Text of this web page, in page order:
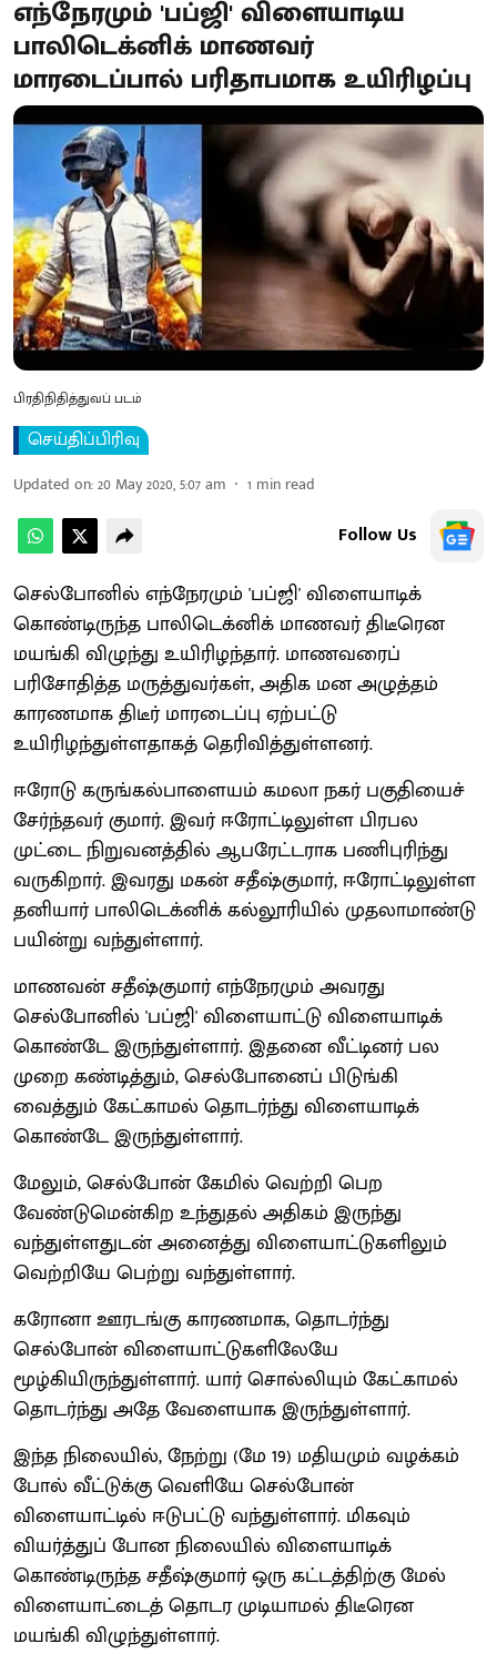
எந்நேரமும் 'பப்ஜி' விளையாடிய
பாலிடெக்னிக் மாணவர்
மாரடைப்பால் பரிதாபமாக உயிரிழப்பு
பிரதிநிதித்துவப் படம்
செய்திப்பிரிவு
Updated on:20 May 2020, 5:07 am 1 min read
Follow Us
செல்போனில் எந்நேரமும் 'பப்ஜி' விளையாடிக்
கொண்டிருந்த பாலிடெக்னிக் மாணவர் திடீரென
மயங்கி விழுந்து உயிரிழந்தார். மாணவரைப்
பரிசோதித்த மருத்துவர்கள், அதிக மன அழுத்தம்
காரணமாக திடீர் மாரடைப்பு ஏற்பட்டு
உயிரிழந்துள்ளதாகத் தெரிவித்துள்ளனர்.
ஈரோடு கருங்கல்பாளையம் கமலா நகர் பகுதியைச்
சேர்ந்தவர் குமார். இவர் ஈரோட்டிலுள்ள பிரபல
முட்டை நிறுவனத்தில் ஆபரேட்டராக பணிபுரிந்து
வருகிறார். இவரது மகன் சதீஷ்குமார், ஈரோட்டிலுள்ள
தனியார் பாலிடெக்னிக் கல்லூரியில் முதலாமாண்டு
பயின்று வந்துள்ளார்.
மாணவன் சதீஷ்குமார் எந்நேரமும் அவரது
செல்போனில் 'பப்ஜி' விளையாட்டு விளையாடிக்
கொண்டே இருந்துள்ளார். இதனை வீட்டினர் பல
முறை கண்டித்தும், செல்போனைப் பிடுங்கி
வைத்தும் கேட்காமல் தொடர்ந்து விளையாடிக்
கொண்டே இருந்துள்ளார்.
மேலும், செல்போன் கேமில் வெற்றி பெற
வேண்டுமென்கிற உந்துதல் அதிகம் இருந்து
வந்துள்ளதுடன் அனைத்து விளையாட்டுகளிலும்
வெற்றியே பெற்று வந்துள்ளார்.
கரோனா ஊரடங்கு காரணமாக, தொடர்ந்து
செல்போன் விளையாட்டுகளிலேயே
மூழ்கியிருந்துள்ளார். யார் சொல்லியும் கேட்காமல்
தொடர்ந்து அதே வேளையாக இருந்துள்ளார்.
இந்த நிலையில், நேற்று (மே 19) மதியமும் வழக்கம்
போல் வீட்டுக்கு வெளியே செல்போன்
விளையாட்டில் ஈடுபட்டு வந்துள்ளார். மிகவும்
வியர்த்துப் போன நிலையில் விளையாடிக்
கொண்டிருந்த சதீஷ்குமார் ஒரு கட்டத்திற்கு மேல்
விளையாட்டைத் தொடர முடியாமல் திடீரென
மயங்கி விழுந்துள்ளார்.